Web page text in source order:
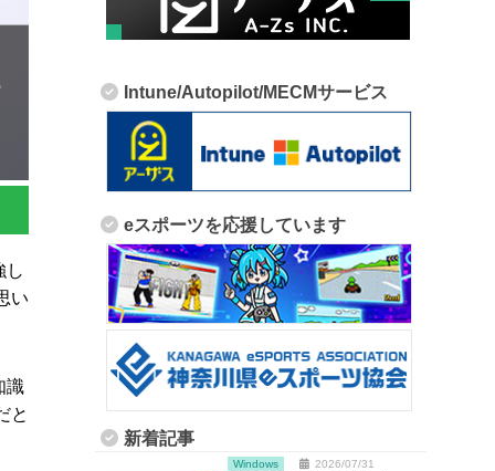
し
い
識
と
Intune/Autopilot/MECMサービス
eスポーツを応援しています
新着記事
Windows 2026/07/31